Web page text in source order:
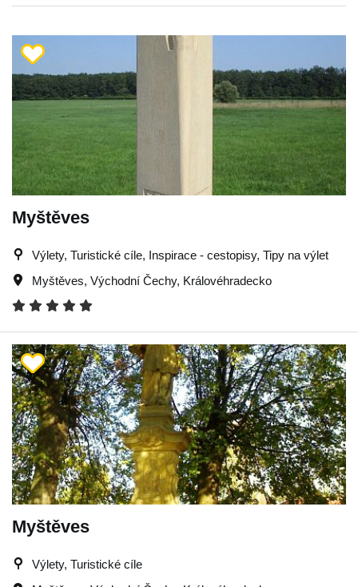
Myštěves
Výlety, Turistické cíle, Inspirace - cestopisy, Tipy na výlet
Myštěves, Východní Čechy, Královéhradecko
Myštěves
Výlety, Turistické cíle